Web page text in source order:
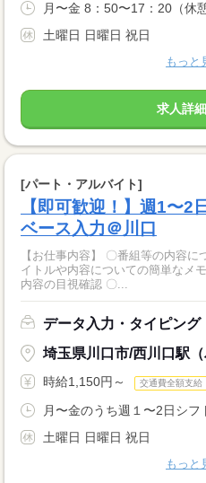
月〜金 8：50〜17：20（休
土曜日 日曜日 祝日
もっと
求人詳
[パート・アルバイト]
【即可歓迎！】週1〜2
ベース入力＠川口
【お仕事内容】 〇番組等の内容
イトルや内容についての簡単なメ
内容の目視確認 〇...
データ入力・タイピング
埼玉県川口市/西川口駅（
時給1,150円～ 交通費全額支給
月〜金のうち週１〜2日シフ
土曜日 日曜日 祝日
もっと